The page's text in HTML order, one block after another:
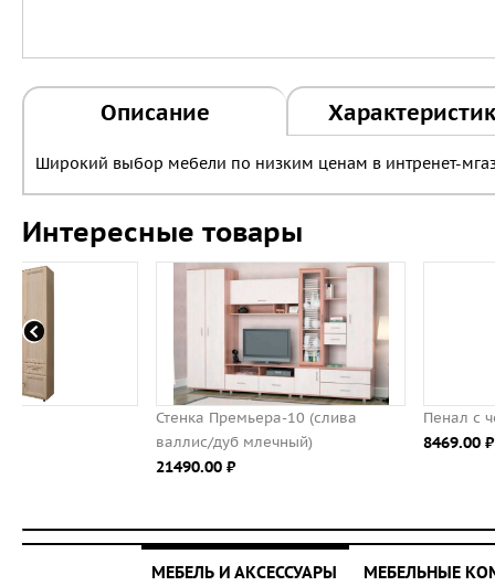
Описание
Широкий выбор мебели по низким ценам в интренет-
Интересные товары
Стенка Премьера-10 (слива
валлис/дуб млечный)
Пенал с четырьмя
8469.00 ⃏
МЕБЕЛЬ И АКСЕССУАРЫ МЕБЕЛЬНЫЕ